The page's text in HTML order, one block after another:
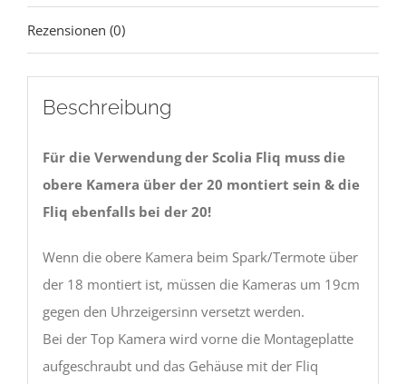
Rezensionen (0)
Beschreibung
Für die Verwendung der Scolia Fliq muss die
obere Kamera über der 20 montiert sein & die
Fliq ebenfalls bei der 20!
Wenn die obere Kamera beim Spark/Termote über
der 18 montiert ist, müssen die Kameras um 19cm
gegen den Uhrzeigersinn versetzt werden.
Bei der Top Kamera wird vorne die Montageplatte
aufgeschraubt und das Gehäuse mit der Fliq